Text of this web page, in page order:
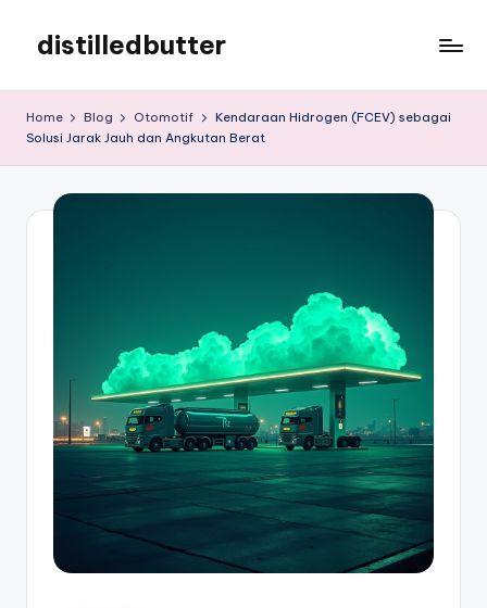
content
distilledbutter
Home Blog Otomotif
Kendaraan Hidrogen (FCEV) sebagai
Solusi Jarak Jauh dan Angkutan Berat